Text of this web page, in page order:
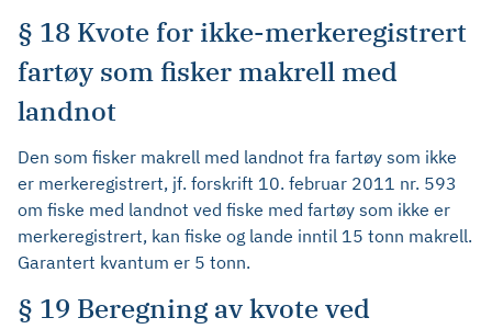
§ 18 Kvote for ikke-merkeregistrert
fartøy som fisker makrell med
landnot
Den som fisker makrell med landnot fra fartøy som ikke
er merkeregistrert, jf. forskrift 10. februar 2011 nr. 593
om fiske med landnot ved fiske med fartøy som ikke er
merkeregistrert, kan fiske og lande inntil 15 tonn makrell.
Garantert kvantum er 5 tonn.
§ 19 Beregning av kvote ved